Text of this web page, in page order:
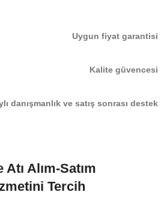
Uygun fiyat garantisi
Kalite güvencesi
danışmanlık ve satış sonrası destek
Alım-Satım
Tercih